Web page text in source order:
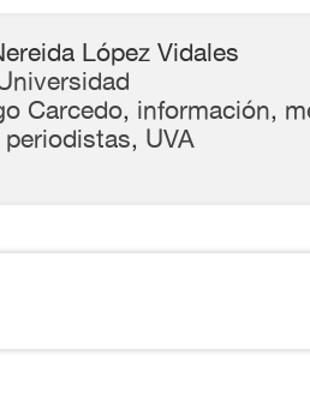
López Vidales
Carcedo, información,
periodistas, UVA